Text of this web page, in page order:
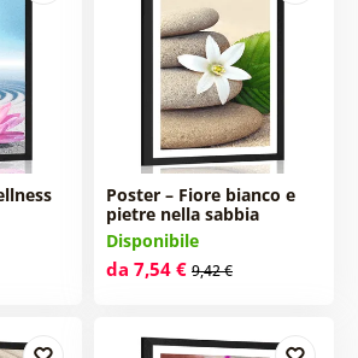
Poster – Fiore bianco e
pietre nella sabbia
Disponibile
da 7,54 € 9,42 €